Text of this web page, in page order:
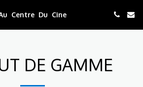
Centre Du Cine
DE GAMME